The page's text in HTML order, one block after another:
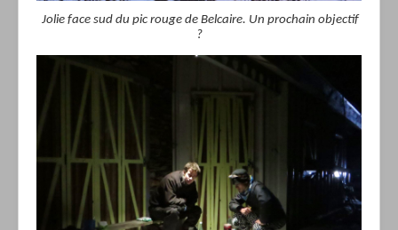
Jolie face sud du pic rouge de Belcaire. Un prochain objectif
?